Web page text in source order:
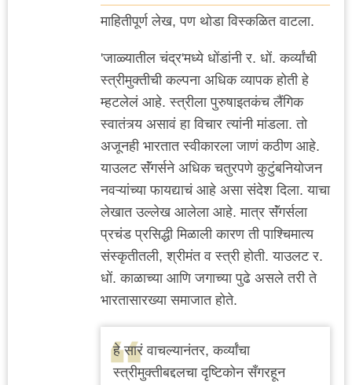
माहितीपूर्ण लेख, पण थोडा विस्कळित वाटला.
'जाळ्यातील चंद्र'मध्ये धोंडांनी र. धों. कर्व्यांची
स्त्रीमुक्तीची कल्पना अधिक व्यापक होती हे
म्हटलेलं आहे. स्त्रीला पुरुषाइतकंच लैंगिक
स्वातंत्र्य असावं हा विचार त्यांनी मांडला. तो
अजूनही भारतात स्वीकारला जाणं कठीण आहे.
याउलट सॅंगर्सने अधिक चतुरपणे कुटुंबनियोजन
नवऱ्यांच्या फायद्याचं आहे असा संदेश दिला. याचा
लेखात उल्लेख आलेला आहे. मात्र सॅंगर्सला
प्रचंड प्रसिद्धी मिळाली कारण ती पाश्चिमात्य
संस्कृतीतली, श्रीमंत व स्त्री होती. याउलट र.
धों. काळाच्या आणि जगाच्या पुढे असले तरी ते
भारतासारख्या समाजात होते.
हे सारं वाचल्यानंतर, कर्व्यांचा
स्त्रीमुक्तीबद्दलचा दृष्टिकोन सँगरहून